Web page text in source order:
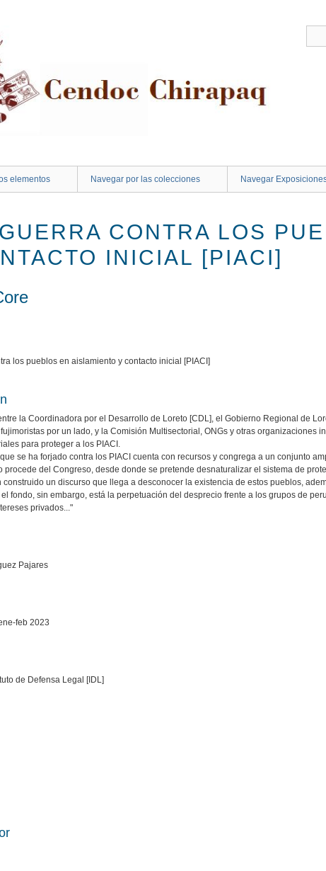
elementos Navegar por las colecciones Navegar
CONTRA LOS
INICIAL [PIACI]
los pueblos en aislamiento y contacto inicial [PIACI]
la Coordinadora por el Desarrollo de Loreto [CDL], el Gobierno Regional de
por un lado, y la Comisión Multisectorial, ONGs y otras organizaciones
para proteger a los PIACI.
se ha forjado contra los PIACI cuenta con recursos y congrega a un conjunto
procede del Congreso, desde donde se pretende desnaturalizar el sistema de
construido un discurso que llega a desconocer la existencia de estos pueblos,
fondo, sin embargo, está la perpetuación del desprecio frente a los grupos de
privados..."
Pajares
feb 2023
de Defensa Legal [IDL]